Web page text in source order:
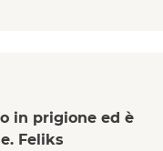
in prigione ed è
Feliks